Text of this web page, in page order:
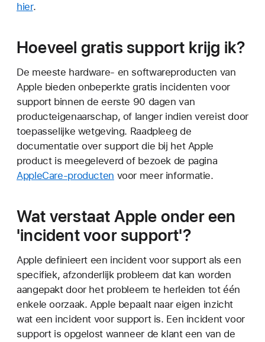
hier.
Hoeveel gratis support krijg ik?
De meeste hardware- en softwareproducten van
Apple bieden onbeperkte gratis incidenten voor
support binnen de eerste 90 dagen van
producteigenaarschap, of langer indien vereist door
toepasselijke wetgeving. Raadpleeg de
documentatie over support die bij het Apple
product is meegeleverd of bezoek de pagina
AppleCare-producten voor meer informatie.
Wat verstaat Apple onder een
'incident voor support'?
Apple definieert een incident voor support als een
specifiek, afzonderlijk probleem dat kan worden
aangepakt door het probleem te herleiden tot één
enkele oorzaak. Apple bepaalt naar eigen inzicht
wat een incident voor support is. Een incident voor
support is opgelost wanneer de klant een van de